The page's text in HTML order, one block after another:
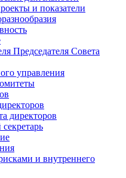
и показатели
Председателя Совета
управления
директоров
и внутреннего